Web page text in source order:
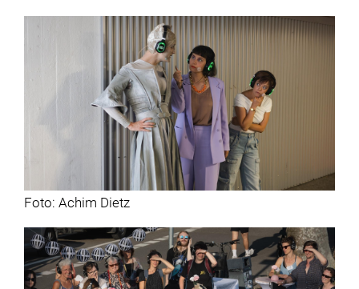
Foto: Achim Dietz